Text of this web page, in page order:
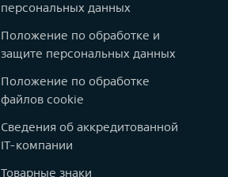
персональных данных
Положение по обработке и
защите персональных данных
Положение по обработке
файлов cookie
Сведения об аккредитованной
IT-компании
Товарные знаки